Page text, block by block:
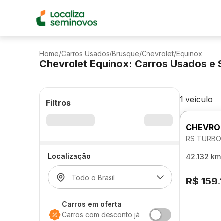
Home/Carros Usados/Brusque/Chevrolet/Equinox
Chevrolet Equinox: Carros Usados e
Filtros
Localização
Carros em oferta
Carros com desconto já
1 veículo
RS
42.132 km
R$